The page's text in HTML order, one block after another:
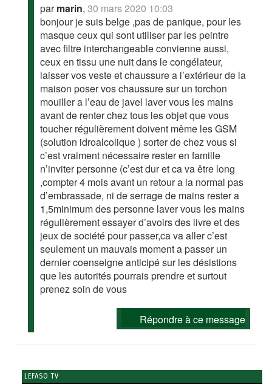
parmarin,30 mars 2020 10:03
bonjour je suis belge ,pas de panique, pour les
masque ceux qui sont utiliser par les peintre
avec filtre interchangeable convienne aussi,
ceux en tissu une nuit dans le congélateur,
laisser vos veste et chaussure a l’extérieur de la
maison poser vos chaussure sur un torchon
mouiller a l’eau de javel laver vous les mains
avant de renter chez tous les objet que vous
toucher régulièrement doivent même les GSM
(solution idroalcolique ) sorter de chez vous si
c’est vraiment nécessaire rester en famille
n’inviter personne (c’est dur et ca va être long
,compter 4 mois avant un retour a la normal pas
d’embrassade, ni de serrage de mains rester a
1,5minimum des personne laver vous les mains
régulièrement essayer d’avoirs des livre et des
jeux de société pour passer,ca va aller c’est
seulement un mauvais moment a passer un
dernier coenseigne anticipé sur les désistions
que les autorités pourrais prendre et surtout
prenez soin de vous
Répondre à ce message
LEFASO TV